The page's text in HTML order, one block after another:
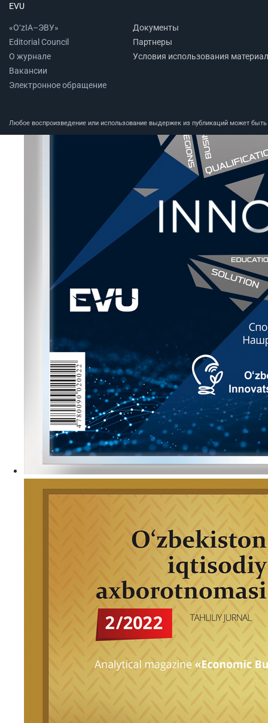
EVU
«O‘zIA–ЭВУ»
Editorial Council
О журнале
Вакансии
Электронное обращение
Документы
Партнеры
Условия использования
Любое воспроизведение или использование выдержек из публикаций может